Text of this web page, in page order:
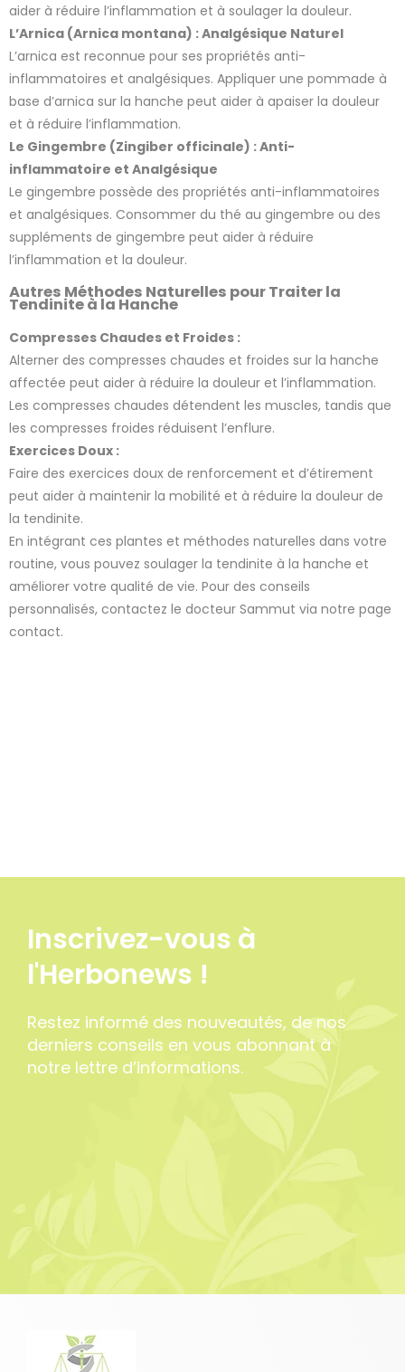
aider à réduire l’inflammation et à soulager la douleur.
L’Arnica (Arnica montana) : Analgésique Naturel
L’arnica est reconnue pour ses propriétés anti-
inflammatoires et analgésiques. Appliquer une pommade à
base d’arnica sur la hanche peut aider à apaiser la douleur
et à réduire l’inflammation.
Le Gingembre (Zingiber officinale) : Anti-
inflammatoire et Analgésique
Le gingembre possède des propriétés anti-inflammatoires
et analgésiques. Consommer du thé au gingembre ou des
suppléments de gingembre peut aider à réduire
l’inflammation et la douleur.
Autres Méthodes Naturelles pour Traiter la
Tendinite à la Hanche
Compresses Chaudes et Froides :
Alterner des compresses chaudes et froides sur la hanche
affectée peut aider à réduire la douleur et l’inflammation.
Les compresses chaudes détendent les muscles, tandis que
les compresses froides réduisent l’enflure.
Exercices Doux :
Faire des exercices doux de renforcement et d’étirement
peut aider à maintenir la mobilité et à réduire la douleur de
la tendinite.
En intégrant ces plantes et méthodes naturelles dans votre
routine, vous pouvez soulager la tendinite à la hanche et
améliorer votre qualité de vie. Pour des conseils
personnalisés, contactez le docteur Sammut via notre page
contact.
Inscrivez-vous à
l'Herbonews !
Restez informé des nouveautés, de nos
derniers conseils en vous abonnant à
notre lettre d’informations.